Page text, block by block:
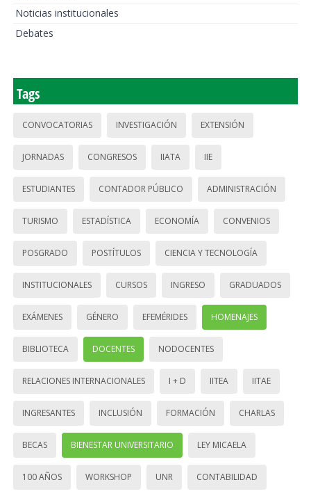
Noticias institucionales
Debates
Tags
CONVOCATORIAS INVESTIGACIÓN EXTENSIÓN
JORNADAS CONGRESOS IIATA IIE
ESTUDIANTES CONTADOR PÚBLICO ADMINISTRACIÓN
TURISMO ESTADÍSTICA ECONOMÍA CONVENIOS
POSGRADO POSTÍTULOS CIENCIA Y TECNOLOGÍA
INSTITUCIONALES CURSOS INGRESO GRADUADOS
EXÁMENES GÉNERO EFEMÉRIDES HOMENAJES
BIBLIOTECA DOCENTES NODOCENTES
RELACIONES INTERNACIONALES I + D IITEA IITAE
INGRESANTES INCLUSIÓN FORMACIÓN CHARLAS
BECAS BIENESTAR UNIVERSITARIO LEY MICAELA
100 AÑOS WORKSHOP UNR CONTABILIDAD